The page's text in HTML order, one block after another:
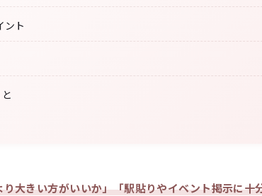
ント
り大きい方がいいか」「駅貼りやイベント掲示に十